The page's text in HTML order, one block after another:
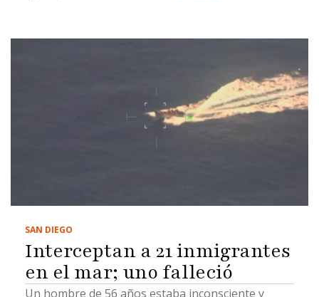
SAN DIEGO
Interceptan a 21 inmigrantes
en el mar; uno falleció
Un hombre de 56 años estaba inconsciente y